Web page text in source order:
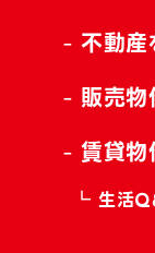
不動産
販売
賃貸物
生活